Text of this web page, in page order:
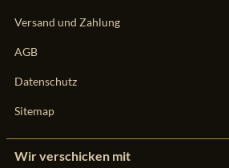
Versand und Zahlung
AGB
Datenschutz
Sitemap
Wir verschicken mit